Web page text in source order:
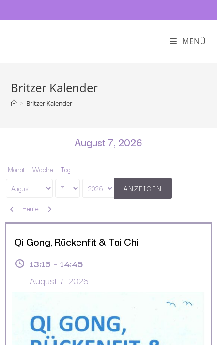
MENÜ
Britzer Kalender
> Britzer Kalender
August 7, 2026
Monat Woche Tag
Monat
Tag
Jahr
Zurück
Heute Weiter
Qi Gong, Rückenfit & Tai Chi
13:15 – 14:45
August 7, 2026